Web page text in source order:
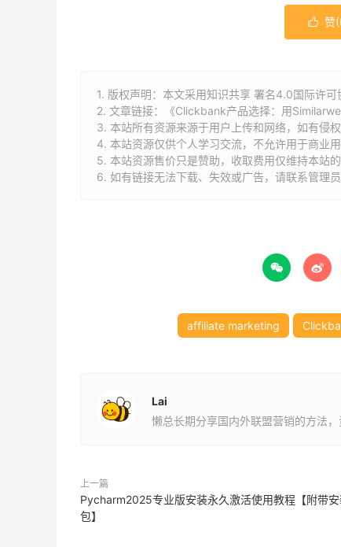
主要的流量来源是美国，加拿大，和英国，也
Traffic source 排名：最大来源是Direct，
 赞(
1. 版权声明：本文采用知识共享 署名4.0国际许
2. 文章链接：
《Clickbank产品选择：用
3. 本站所有资源来源于用户上传和网络，如有侵权
4. 本站资源仅供个人学习交流，不允许用于商业
5. 本站资源售价只是赞助，收取费用仅维持本站
6. 如有链接无法下载、失效或广告，请联系管理
 
affiliate marketing
Lai
懒总长期分享国内外联盟营销的方法
上一篇
Pycharm2025专业版安装永久激活使用教程【附带
包】